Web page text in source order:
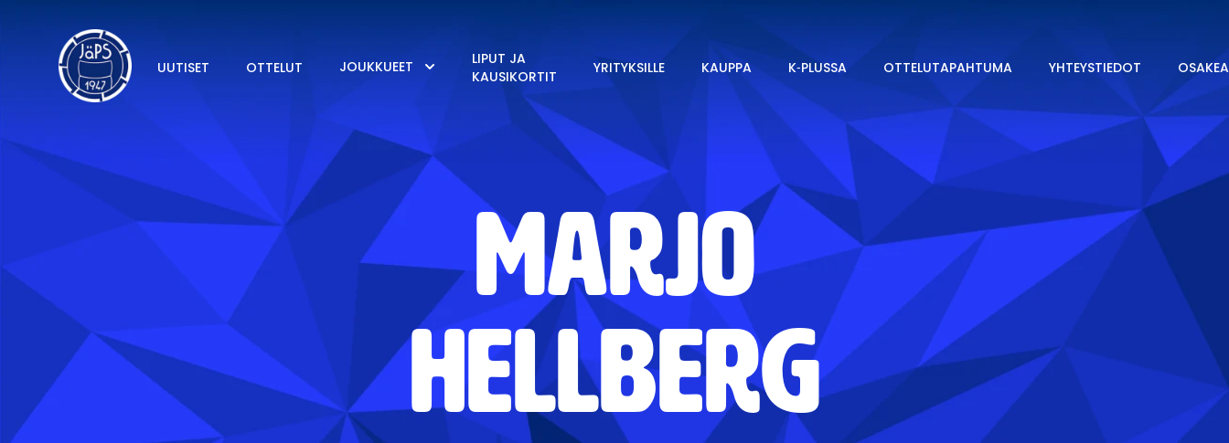
UUTISET OTTELUT JOUKKUEET
LIPUT JA
KAUSIKORTIT
YRITYKSILLE KAUPPA K‑PLUSSA OTTELUTAPAHTUMA YHTEYSTIEDOT
Marjo
Hellberg